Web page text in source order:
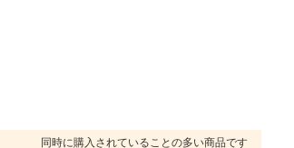
同時に購入されていることの多い商品です